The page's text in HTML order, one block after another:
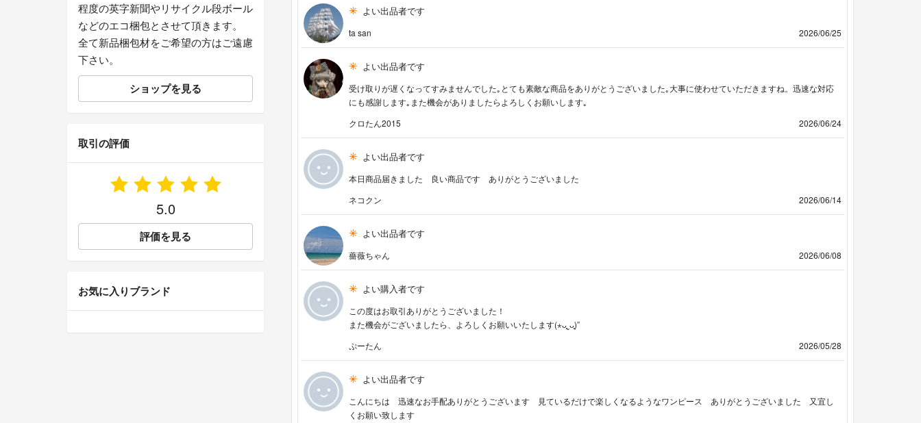
よい出品者です
ta san 2026/06/25
よい出品者です
受け取りが遅くなってすみませんでした｡とても素敵な商品をありがとうございました｡大事に使わせていただきますね。迅速な対応
にも感謝します｡また機会がありましたらよろしくお願いします｡
クロたん2015
2026/06/24
よい出品者です
本日商品届きました 良い商品です ありがとうございました
ネコクン
2026/06/14
よい出品者です
薔薇ちゃん 2026/06/08
よい購入者です
この度はお取引ありがとうございました！
また機会がございましたら、よろしくお願いいたします(⋆ᴗ͈ˬᴗ͈)”
ぷーたん
2026/05/28
よい出品者です
こんにちは 迅速なお手配ありがとうございます 見ているだけで楽しくなるようなワンピース ありがとうございました 又宜し
くお願い致します
程度の英字新聞やリサイクル段ボール
などのエコ梱包とさせて頂きます。
全て新品梱包材をご希望の方はご遠慮
下さい。
ショップを見る
取引の評価
5.0
評価を見る
お気に入りブランド